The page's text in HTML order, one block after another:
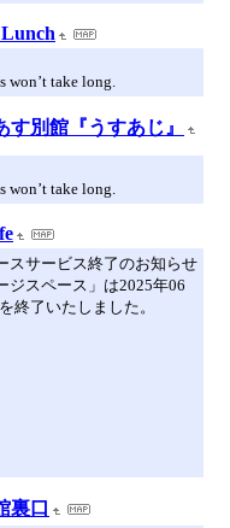
take long.
す別館『うすあじ』
take long.
スサービス終了のお知らせ
ジスペース」は2025年06
終了いたしました。
裏口